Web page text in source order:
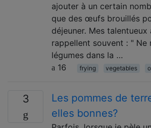
ajouter à un certain
que des œufs brouillés
déjeuner. Mes
rappellent souvent : " Ne
légumes dans la …
16
frying vegetables
3
Les pommes de
elles bonnes?